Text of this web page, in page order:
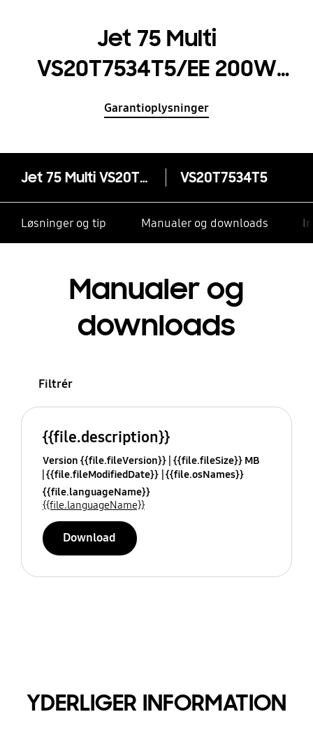
Jet 75 Multi
VS20T7534T5/EE 200W
støvsuger med skaft
Garantioplysninger
Jet 75 Multi VS20T7534T5/EE 200W støvsuger med skaft VS20T7534T5
Løsninger og tip Manualer og downloads
Manualer og
downloads
Filtrér
{{file.description}}
Version {{file.fileVersion}} {{file.fileSize}} MB
{{file.fileModifiedDate}} {{file.osNames}}
{{file.languageName}}
{{file.languageName}}
Download
YDERLIGER INFORMATION